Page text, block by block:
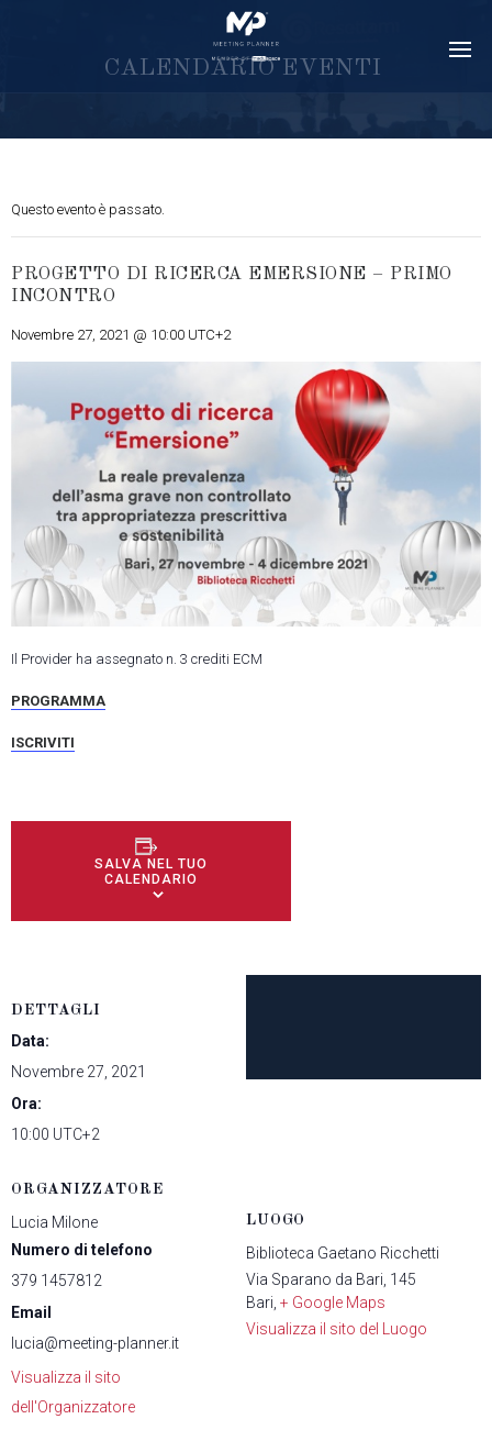
CALEN DARIO E VEN TI
Questo evento è passato.
PROGETTO DI RICERCA EMERSIONE – PRIMO
INCONTRO
Novembre 27, 2021 @ 10:00 UTC+2
Il Provider ha assegnato n. 3 crediti ECM
PROGRAMMA
ISCRIVITI
SALVA NEL TUO
CALENDARIO
DETTAGLI
Data:
Novembre 27, 2021
Ora:
10:00 UTC+2
ORGANIZZATORE
Lucia Milone
Numero di telefono
379 1457812
Email
lucia@meeting-planner.it
Visualizza il sito
dell'Organizzatore
LUOGO
Biblioteca Gaetano Ricchetti
Via Sparano da Bari, 145
Bari + Google Maps
Visualizza il sito del Luogo